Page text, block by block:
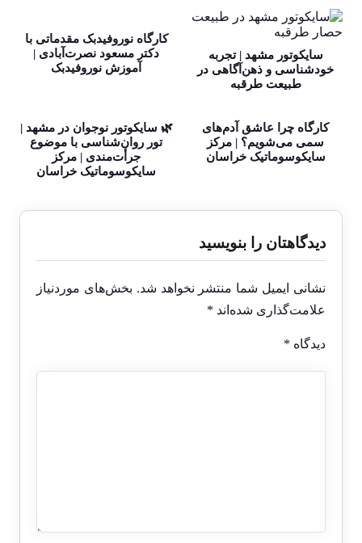
سایکوتور مشهد | تجربه
خودشناسی و ذهن‌آگاهی در
طبیعت طرقبه
کارگاه نوروفیدبک مقدماتی با
دکتر مسعود نصرت‌آبادی |
آموزش نوروفیدبک
کارگاه چرا عاشق آدم‌های
سمی می‌شویم؟ | مرکز
سایکوسوماتیک خراسان
🌿 سایکوتور نوجوان در مشهد |
تور روان‌شناسی با موضوع
جرأت‌مندی | مرکز
سایکوسوماتیک خراسان
دیدگاهتان را بنویسید
نشانی ایمیل شما منتشر نخواهد شد. بخش‌های موردنیاز
علامت‌گذاری شده‌اند *
دیدگاه *